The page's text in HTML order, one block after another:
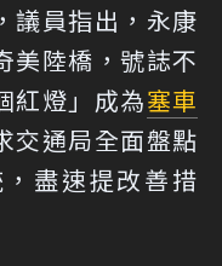
議員指出，永康
美陸橋，號誌不
紅燈」成為塞車
交通局全面盤點
盡速提改善措